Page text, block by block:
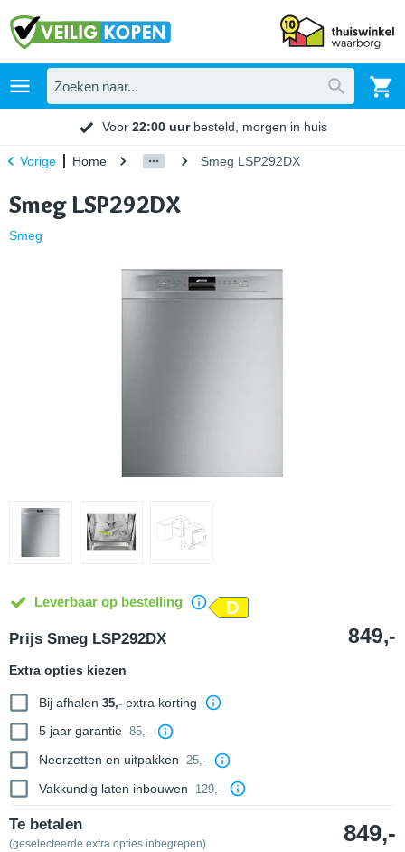
Voor 22:00 uurbesteld, morgen in huis
Vorige Home Smeg LSP292DX
Smeg LSP292DX
Smeg
Leverbaar op bestelling D
Prijs Smeg LSP292DX 849,-
Extra opties kiezen
Bij afhalen 35,-extra korting
5 jaar garantie 85,-
Neerzetten en uitpakken 25,-
Vakkundig laten inbouwen 129,-
Te betalen
(geselecteerde extra opties inbegrepen) 849,-